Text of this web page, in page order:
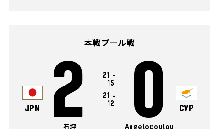
本戦プール戦
JPN 2 21 -
15
21 -
12
0 CYP
石坪
Angelopoulou